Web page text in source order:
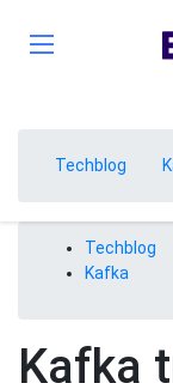
Techblog
Techblog
Kafka
Kafka